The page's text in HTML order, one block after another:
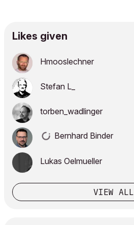
Likes given
Hmooslechner
Stefan L_
torben_wadlinger
Bernhard Binder
Lukas Oelmueller
VIEW ALL